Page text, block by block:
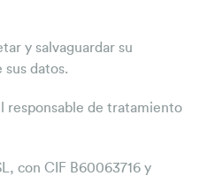
y salvaguardar su
sus datos.
responsable de tratamiento
con CIF B60063716 y